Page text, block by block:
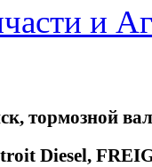
и
тормозной
Diesel,